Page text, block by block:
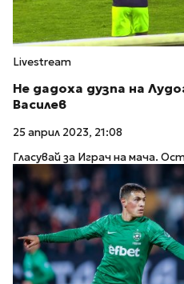
Livestream
Не дадоха дузпа на
Василев
25 април 2023, 21:08
Гласувай за Играч на мача.